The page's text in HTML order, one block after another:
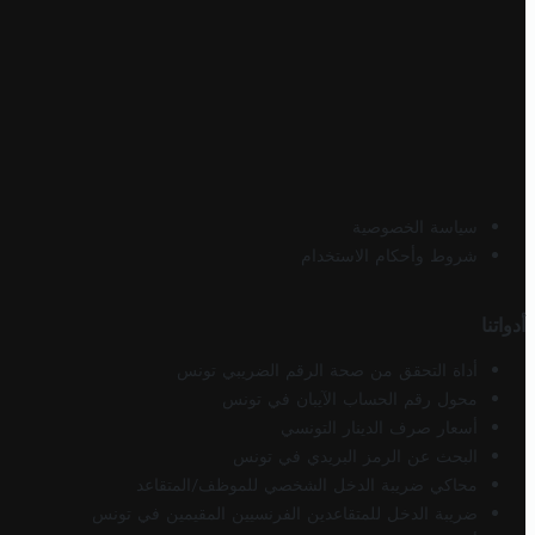
سياسة الخصوصية
شروط وأحكام الاستخدام
أدواتنا
أداة التحقق من صحة الرقم الضريبي تونس
محول رقم الحساب الآيبان في تونس
أسعار صرف الدينار التونسي
البحث عن الرمز البريدي في تونس
محاكي ضريبة الدخل الشخصي للموظف/المتقاعد
ضريبة الدخل للمتقاعدين الفرنسيين المقيمين في تونس